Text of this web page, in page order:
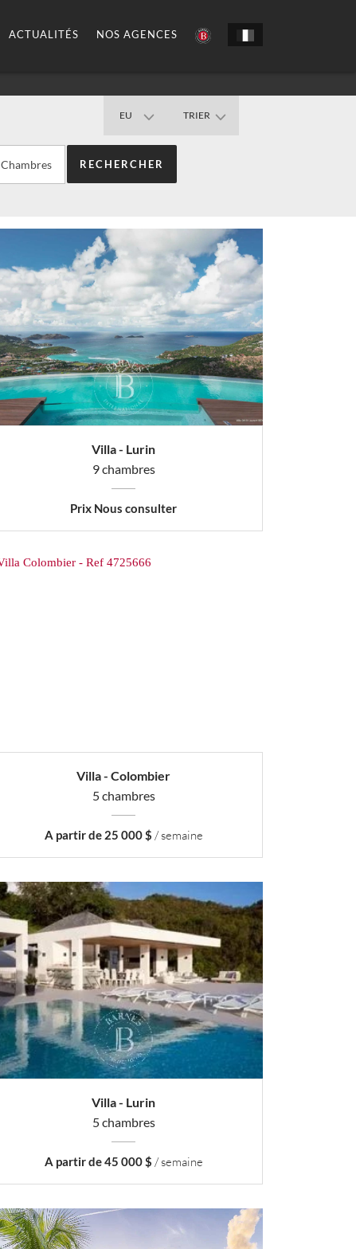
ACTUALITÉS NOS AGENCES
TRIER
EU
Chambres
Villa - Lurin
9 chambres
Prix Nous consulter
Villa - Colombier
5 chambres
A partir de 25 000 $ / semaine
Villa - Lurin
5 chambres
A partir de 45 000 $ / semaine